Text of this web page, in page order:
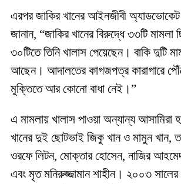
এরপর জাকির খানের আইনজীবী অ্যাডভোকেট
জানান, “জাকির খানের বিরুদ্ধে ৩৩টি
৩০টিতে তিনি খালাস পেয়েছেন। বাকি দুটি
আছেন। আদালতের কাগজপত্র কারাগারে
মুক্তিতে আর কোনো বাধা নেই।”
এ মামলায় খালাস পাওয়া অন্যান্য
খানের দুই ছোটভাই জিকু খান ও মামুন খান,
ওরফে লিটন, মোক্তার হোসেন, নাজির
এবং মৃত মনিরুজ্জামান শাহীন। ২০০৩ সালের